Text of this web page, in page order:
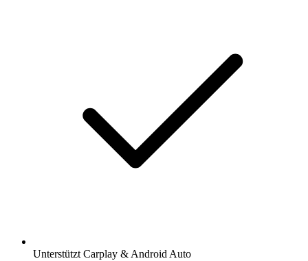
Unterstützt Carplay & Android Auto